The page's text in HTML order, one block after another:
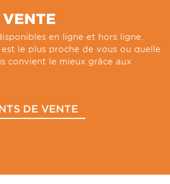
en ligne et hors ligne.
le plus proche de vous ou quelle
convient le mieux grâce aux
DE VENTE